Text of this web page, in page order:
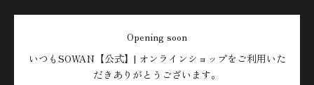
Opening soon
いつもSOWAN【公式】| オンラインショップをご利用いた
だきありがとうございます。